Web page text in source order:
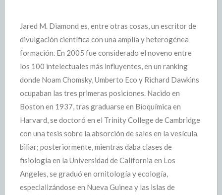
Jared M. Diamond es, entre otras cosas, un escritor de
divulgación científica con una amplia y heterogénea
formación. En 2005 fue considerado el noveno entre
los 100 intelectuales más influyentes, en un ranking
donde Noam Chomsky, Umberto Eco y Richard Dawkins
ocupaban las tres primeras posiciones. Nacido en
Boston en 1937, tras graduarse en Bioquímica en
Harvard, se doctoró en el Trinity College de Cambridge
con una tesis sobre la absorción de sales en la vesícula
biliar; posteriormente, mientras daba clases de
fisiología en la Universidad de California en Los
Angeles, se graduó en ornitología y ecología,
especializándose en Nueva Guinea y las islas de